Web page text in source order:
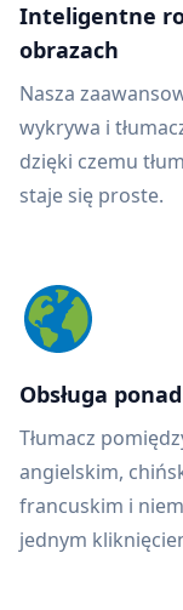
Inteligentne
obrazach
Nasza
wykrywa i
dzięki czemu
staje się proste.
Obsługa
Tłumacz
angielskim,
francuskim i
jednym